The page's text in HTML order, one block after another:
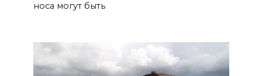
носа могут быть